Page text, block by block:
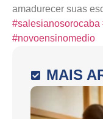
amadurecer suas
#salesianosorocaba
#novoensinomedio
MAIS